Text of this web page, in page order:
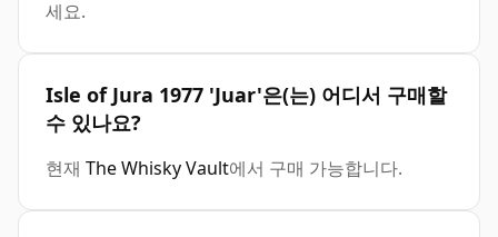
세요.
Isle of Jura 1977 'Juar'은(는) 어디서 구매할
수 있나요?
현재 The Whisky Vault에서 구매 가능합니다.